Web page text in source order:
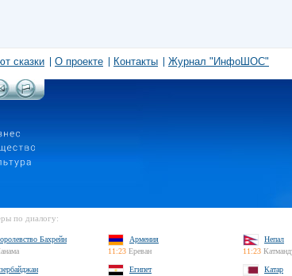
сказки О проекте Контакты Журнал "ИнфоШОС"
по диалогу:
Бахрейн
Армения
11:23 Ереван
Непал
11:23
Египет
Катар